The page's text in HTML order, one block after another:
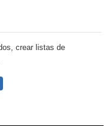
crear listas de